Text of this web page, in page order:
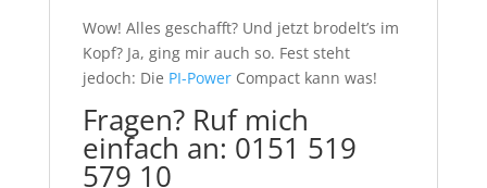
Wow! Alles geschafft? Und jetzt brodelt’s im
Kopf? Ja, ging mir auch so. Fest steht
jedoch: Die PI-PowerCompact kann was!
Fragen? Ruf mich
einfach an: 0151 519
579 10